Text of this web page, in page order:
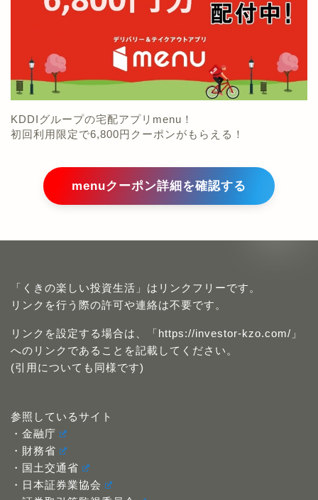
KDDIグループの宅配アプリmenu！
初回利用限定で6,800円クーポンがもらえる！
menuクーポン詳細を確認する
「くきの楽しい投資生活」はリンクフリーです。
リンクを行う際の許可や連絡は不要です。
リンクを設定する場合は、「https://investor-kzo.com/」
へのリンクであることを記載してください。
(引用についても同様です)
参照しているサイト
・金融庁
・財務省
・国土交通省
・日本証券業協会